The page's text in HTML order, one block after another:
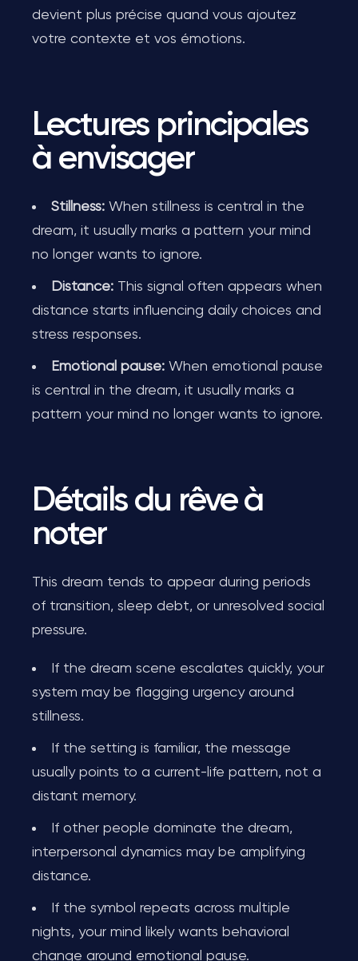
devient plus précise quand vous ajoutez
votre contexte et vos émotions.
Lectures principales
à envisager
Stillness: When stillness is central in the
dream, it usually marks a pattern your mind
no longer wants to ignore.
Distance: This signal often appears when
distance starts influencing daily choices and
stress responses.
Emotional pause: When emotional pause
is central in the dream, it usually marks a
pattern your mind no longer wants to ignore.
Détails du rêve à
noter
This dream tends to appear during periods
of transition, sleep debt, or unresolved social
pressure.
If the dream scene escalates quickly, your
system may be flagging urgency around
stillness.
If the setting is familiar, the message
usually points to a current-life pattern, not a
distant memory.
If other people dominate the dream,
interpersonal dynamics may be amplifying
distance.
If the symbol repeats across multiple
nights, your mind likely wants behavioral
change around emotional pause.